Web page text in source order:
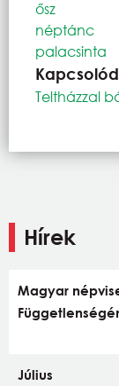
ősz
néptánc
palacsinta
Teltházzal
Hírek
Magyar
Július